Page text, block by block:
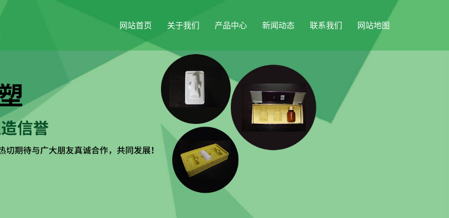
网站首页 关于我们 产品中心 新闻动态 联系我们 网站地图